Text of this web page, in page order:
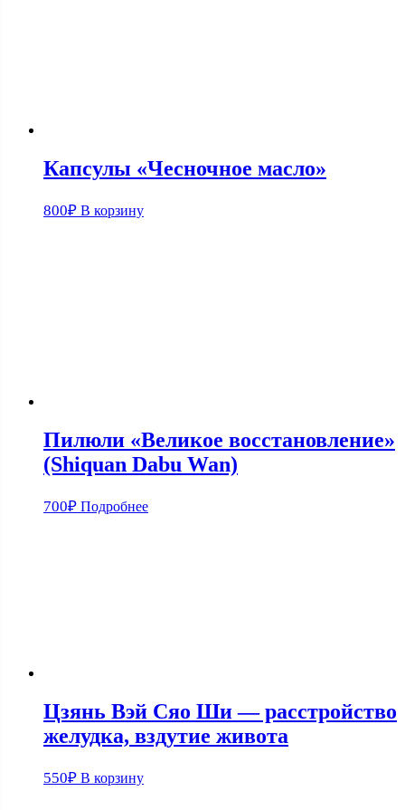
Капсулы «Чесночное масло»
800₽ В корзину
Пилюли «Великое восстановление»
(Shiquan Dabu Wan)
700₽ Подробнее
Цзянь Вэй Сяо Ши — расстройство
желудка, вздутие живота
550₽ В корзину